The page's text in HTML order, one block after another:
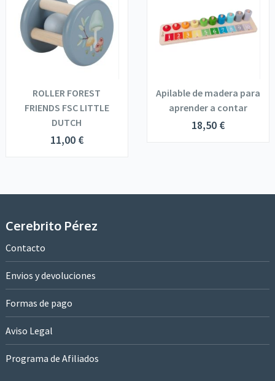
ROLLER FOREST
FRIENDS FSC LITTLE
DUTCH
11,00 €
Apilable de madera para
aprender a contar
18,50 €
Cerebrito Pérez
Contacto
Envios y devoluciones
Formas de pago
Aviso Legal
Programa de Afiliados